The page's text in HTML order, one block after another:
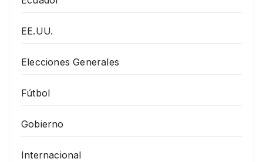
EE.UU.
Elecciones Generales
Fútbol
Gobierno
Internacional